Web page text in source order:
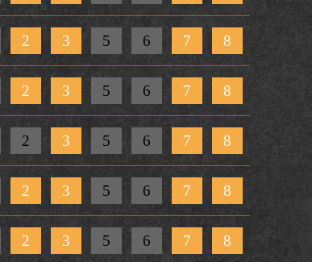
2 3 5 6 7 8
2 3 5 6 7 8
2 3 5 6 7 8
2 3 5 6 7 8
2 3 5 6 7 8